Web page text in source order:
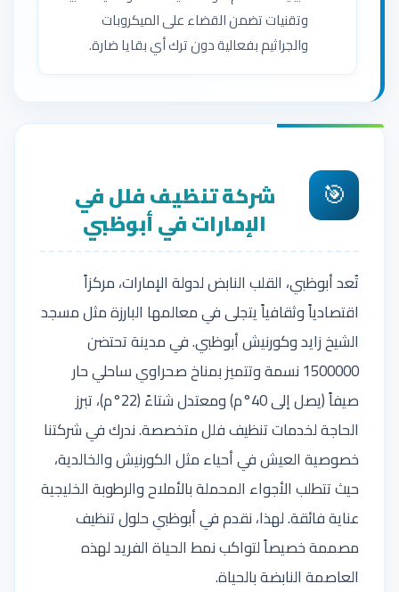
وتقنيات تضمن القضاء على الميكروبات
والجراثيم بفعالية دون ترك أي بقايا ضارة.
🎯 شركة تنظيف فلل في
الإمارات في أبوظبي
تُعد أبوظبي، القلب النابض لدولة الإمارات، مركزاً
اقتصادياً وثقافياً يتجلى في معالمها البارزة مثل مسجد
الشيخ زايد وكورنيش أبوظبي. في مدينة تحتضن
1500000 نسمة وتتميز بمناخ صحراوي ساحلي حار
صيفاً (يصل إلى 40°م) ومعتدل شتاءً (22°م)، تبرز
الحاجة لخدمات تنظيف فلل متخصصة. ندرك في شركتنا
خصوصية العيش في أحياء مثل الكورنيش والخالدية،
حيث تتطلب الأجواء المحملة بالأملاح والرطوبة الخليجية
عناية فائقة. لهذا، نقدم في أبوظبي حلول تنظيف
مصممة خصيصاً لتواكب نمط الحياة الفريد لهذه
العاصمة النابضة بالحياة.